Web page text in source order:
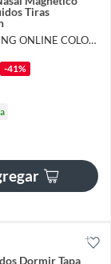
Tiras
Por SHOPPING ONLINE COLOMBIA SAS
-41%
Dormir Tapa